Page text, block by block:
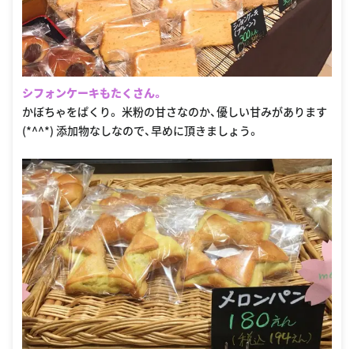
シフォンケーキもたくさん。
かぼちゃをぱくり。 米粉の甘さなのか、優しい甘みがあります
(*^^*) 添加物なしなので、早めに頂きましょう。